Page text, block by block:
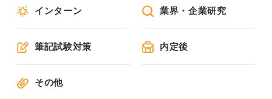
インターン 業界・企業研究
筆記試験対策 内定後
その他